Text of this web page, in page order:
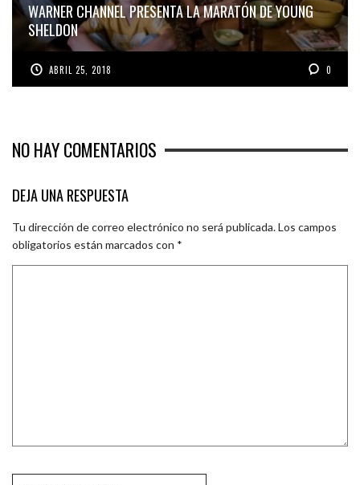
WARNER CHANNEL PRESENTA LA MARATÓN DE YOUNG
SHELDON
ABRIL 25, 2018 0
NO HAY COMENTARIOS
DEJA UNA RESPUESTA
Tu dirección de correo electrónico no será publicada.Los campos
obligatorios están marcados con *